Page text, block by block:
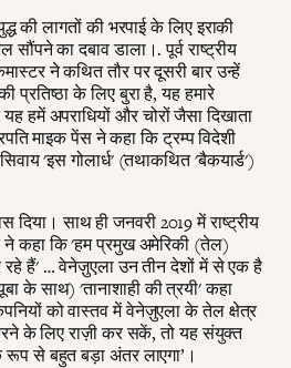
की लागतों की भरपाई के लिए इराकी
सौंपने का दबाव डाला।. पूर्व राष्ट्रीय
ने कथित तौर पर दूसरी बार उन्हें
प्रतिष्ठा के लिए बुरा है, यह हमारे
हमें अपराधियों और चोरों जैसा दिखाता
माइक पेंस ने कहा कि ट्रम्प विदेशी
'इस गोलार्ध' (तथाकथित 'बैकयार्ड')
दिया। साथ ही जनवरी 2019 में राष्ट्रीय
ने कहा कि 'हम प्रमुख अमेरिकी (तेल)
हैं' … वेनेज़ुएला उन तीन देशों में से एक है
के साथ) 'तानाशाही की त्रयी' कहा
को वास्तव में वेनेज़ुएला के तेल क्षेत्र
के लिए राज़ी कर सकें, तो यह संयुक्त
से बहुत बड़ा अंतर लाएगा’।